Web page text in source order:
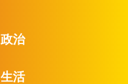
政治
生活